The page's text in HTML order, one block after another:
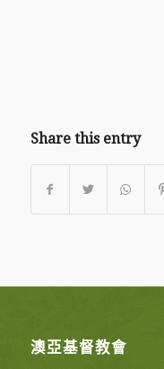
Share this entry
澳亞基督教會